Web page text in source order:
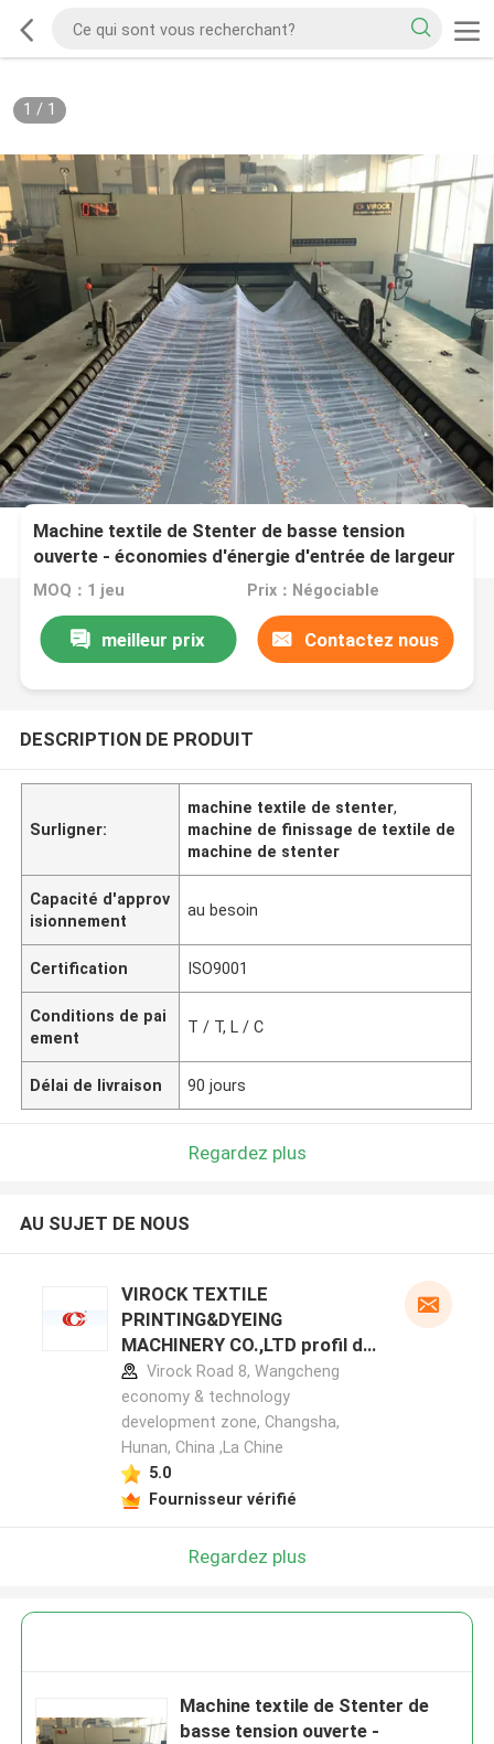
1 / 1
Machine textile de Stenter de basse tension
ouverte - économies d'énergie d'entrée de largeur
MOQ：1 jeu Prix：Négociable
meilleur prix Contactez nous
DESCRIPTION DE PRODUIT
Surligner:
machine textile de stenter,
machine de finissage de textile de
machine de stenter
Capacité d'approv
isionnement
au besoin
Certification ISO9001
Conditions de pai
ement
T / T, L / C
Délai de livraison 90 jours
Regardez plus
AU SUJET DE NOUS
VIROCK TEXTILE
PRINTING&DYEING
MACHINERY CO.,LTD profil du
fabricant
Virock Road 8, Wangcheng
economy & technology
development zone, Changsha,
Hunan, China ,La Chine
5.0
Fournisseur vérifié
Regardez plus
Machine textile de Stenter de
basse tension ouverte -